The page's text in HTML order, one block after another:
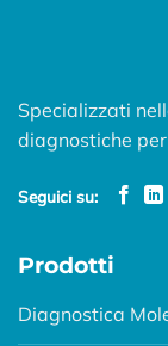
Specializzati
diagnostiche
Seguici su:
Prodotti
Diagnostica